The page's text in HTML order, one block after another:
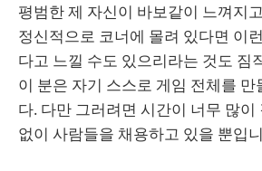
평범한 제 자신이 바보같이 느껴지
정신적으로 코너에 몰려 있다면 이
다고 느낄 수도 있으리라는 것도 짐
이 분은 자기 스스로 게임 전체를 만
다. 다만 그러려면 시간이 너무 많이
없이 사람들을 채용하고 있을 뿐입